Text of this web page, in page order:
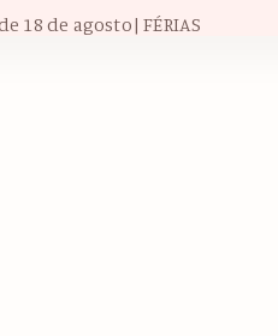
18 de agosto| FÉRIAS